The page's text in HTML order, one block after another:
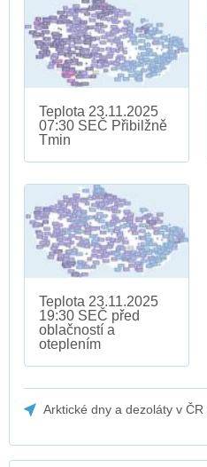
Teplota 23.11.2025
07:30 SEČ Přibilžně
Tmin
Teplota 23.11.2025
19:30 SEČ před
oblačností a
oteplením
Arktické dny a dezoláty v ČR